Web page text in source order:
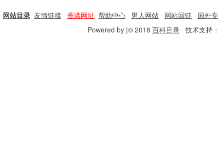
网站目录 友情链接 香港网址 帮助中心 男人网站 网站回链
国外
Powered by |© 2018 百科目录技术支持